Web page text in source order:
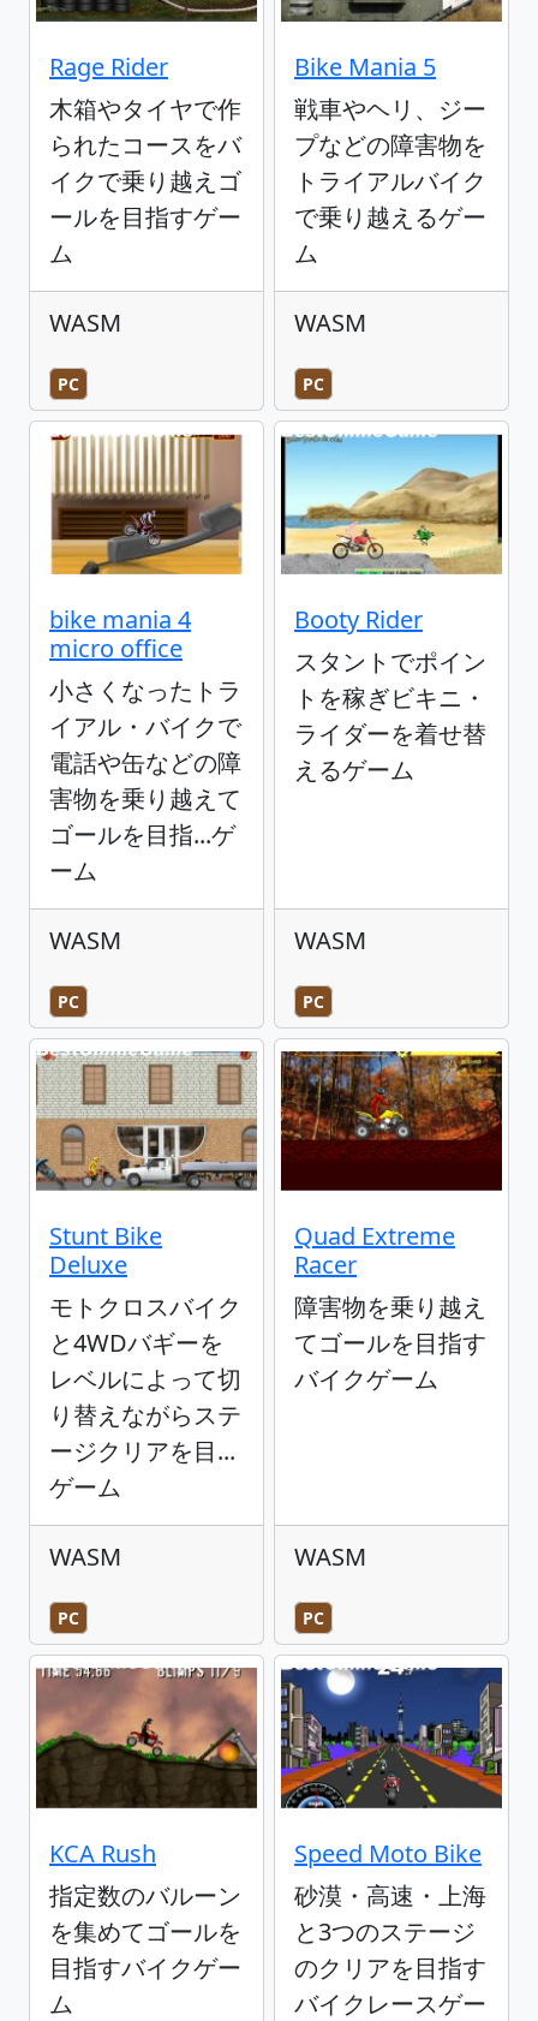
Rage Rider
木箱やタイヤで作
られたコースをバ
イクで乗り越えゴ
ールを目指すゲー
ム
WASM
PC
Bike Mania 5
戦車やヘリ、ジー
プなどの障害物を
トライアルバイク
で乗り越えるゲー
ム
WASM
PC
bike mania 4
micro office
小さくなったトラ
イアル・バイクで
電話や缶などの障
害物を乗り越えて
ゴールを目指...ゲ
ーム
WASM
PC
Booty Rider
スタントでポイン
トを稼ぎビキニ・
ライダーを着せ替
えるゲーム
WASM
PC
Stunt Bike
Deluxe
モトクロスバイク
と4WDバギーを
レベルによって切
り替えながらステ
ージクリアを目...
ゲーム
WASM
PC
Quad Extreme
Racer
障害物を乗り越え
てゴールを目指す
バイクゲーム
WASM
PC
KCA Rush
指定数のバルーン
を集めてゴールを
目指すバイクゲー
ム
Speed Moto Bike
砂漠・高速・上海
と3つのステージ
のクリアを目指す
バイクレースゲー